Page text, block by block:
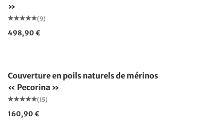
»
(9)
498,90 €
Couverture en poils naturels de mérinos
« Pecorina »
(15)
160,90 €